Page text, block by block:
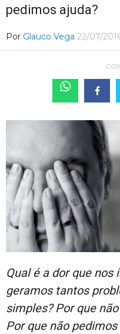
pedimos ajuda?
Por Glauco Vega 22/07/
Qual é a dor que nos
geramos tantos
simples? Por que
Por que não pedimos